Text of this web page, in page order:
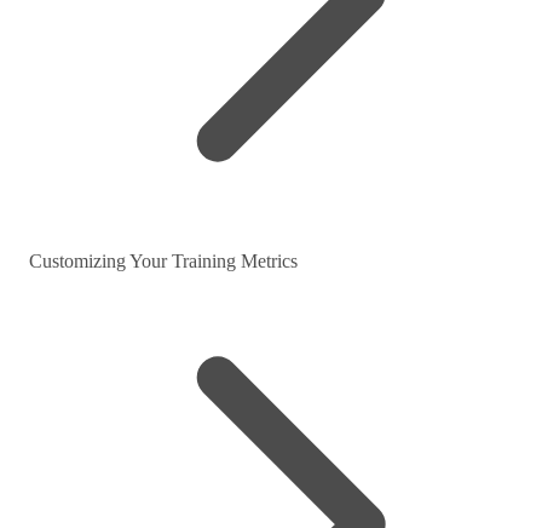
Customizing Your Training Metrics